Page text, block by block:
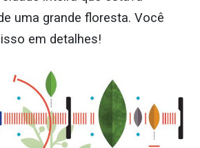
uma grande floresta. Você
em detalhes!